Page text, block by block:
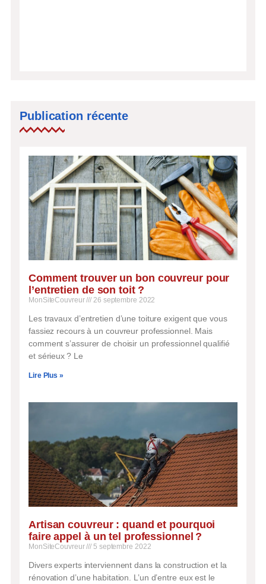
Publication récente
Comment trouver un bon couvreur pour
l’entretien de son toit ?
MonSiteCouvreur 26 septembre 2022
Les travaux d’entretien d’une toiture exigent que vous
fassiez recours à un couvreur professionnel. Mais
comment s’assurer de choisir un professionnel qualifié
et sérieux ? Le
Lire Plus »
Artisan couvreur : quand et pourquoi
faire appel à un tel professionnel ?
MonSiteCouvreur 5 septembre 2022
Divers experts interviennent dans la construction et la
rénovation d’une habitation. L’un d’entre eux est le